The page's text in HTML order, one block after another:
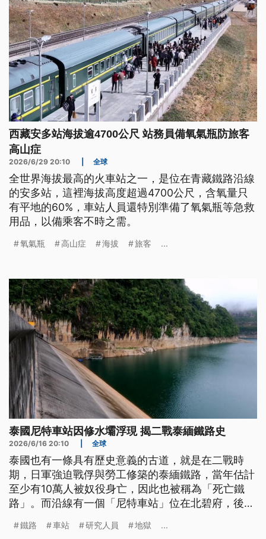
西藏安多站海拔逾4700公尺 站務員備氧氣瓶防旅客
高山症
2026/6/29 20:10 全球
全世界海拔最高的火車站之一，是位在青藏鐵路沿線
的安多站，這裡海拔高度超過4700公尺，含氧量只
有平地的60%，車站人員還特別準備了氧氣瓶等急救
用品，以備乘客不時之需。
氧氣瓶 高山症 海拔 旅客 ...
泰國尼特車站因修水壩浮現 揭二戰泰緬鐵路史
2026/6/16 20:10 全球
泰國也有一條具有歷史意義的古道，就是在二戰時
期，日軍強迫戰俘與勞工修築的泰緬鐵路，當年估計
至少有10萬人被奴役身亡，因此也被稱為「死亡鐵
路」。而沿線有一個「尼特車站」位在北碧府，後來
水面，也讓人再度回想起戰爭的血淚史。
鐵路 車站 研究人員 地獄 ...